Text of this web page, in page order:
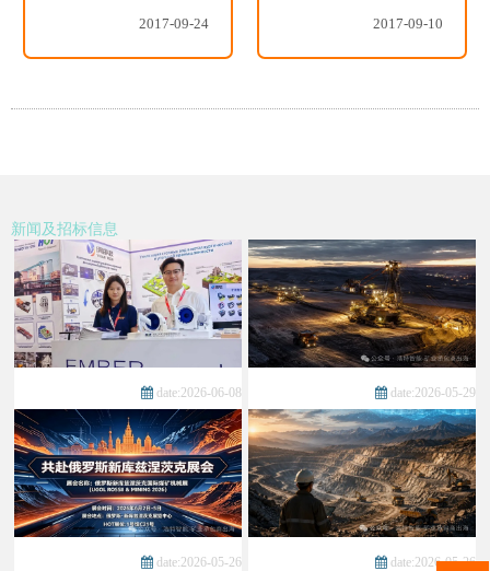
2017-09-24 2017-09-10
新闻及招标信息
date:2026-06-08 date:2026-05-29
date:2026-05-26 date:2026-05-26